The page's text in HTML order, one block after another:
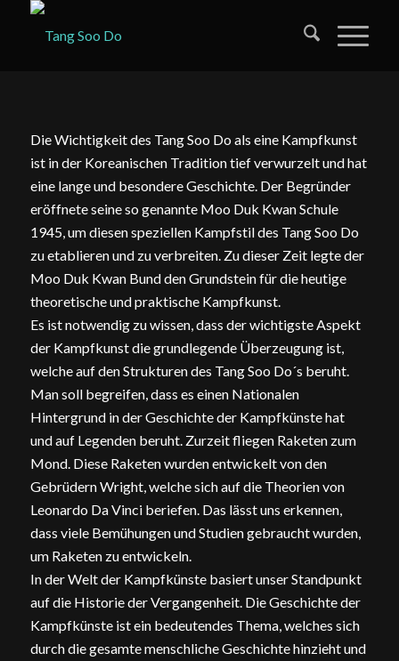
Die Wichtigkeit des Tang Soo Do als eine Kampfkunst
ist in der Koreanischen Tradition tief verwurzelt und hat
eine lange und besondere Geschichte. Der Begründer
eröffnete seine so genannte Moo Duk Kwan Schule
1945, um diesen speziellen Kampfstil des Tang Soo Do
zu etablieren und zu verbreiten. Zu dieser Zeit legte der
Moo Duk Kwan Bund den Grundstein für die heutige
theoretische und praktische Kampfkunst.
Es ist notwendig zu wissen, dass der wichtigste Aspekt
der Kampfkunst die grundlegende Überzeugung ist,
welche auf den Strukturen des Tang Soo Do´s beruht.
Man soll begreifen, dass es einen Nationalen
Hintergrund in der Geschichte der Kampfkünste hat
und auf Legenden beruht. Zurzeit fliegen Raketen zum
Mond. Diese Raketen wurden entwickelt von den
Gebrüdern Wright, welche sich auf die Theorien von
Leonardo Da Vinci beriefen. Das lässt uns erkennen,
dass viele Bemühungen und Studien gebraucht wurden,
um Raketen zu entwickeln.
In der Welt der Kampfkünste basiert unser Standpunkt
auf die Historie der Vergangenheit. Die Geschichte der
Kampfkünste ist ein bedeutendes Thema, welches sich
durch die gesamte menschliche Geschichte hinzieht und